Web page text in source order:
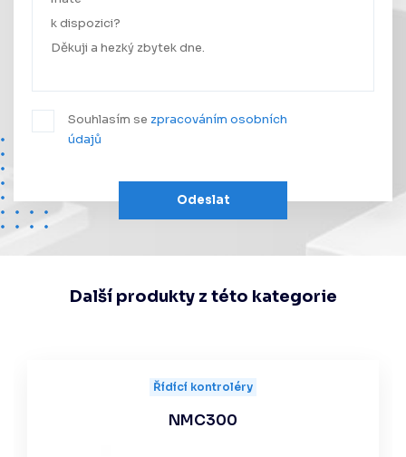
Souhlasím se zpracováním osobních
údajů
Odeslat
Další produkty z této kategorie
Řídící kontroléry
NMC300